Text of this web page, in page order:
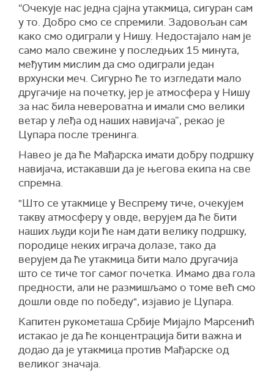
“Очекује нас једна сјајна утакмица, сигуран сам
у то. Добро смо се спремили. Задовољан сам
како смо одиграли у Нишу. Недостајало нам је
само мало свежине у последњих 15 минута,
међутим мислим да смо одиграли један
врхунски меч. Сигурно ће то изгледати мало
другачије на почетку, јер је атмосфера у Нишу
за нас била невероватна и имали смо велики
ветар у леђа од наших навијача”, рекао је
Цупара после тренинга.
Навео је да ће Мађарска имати добру подршку
навијача, истакавши да је његова екипа на све
спремна.
"Што се утакмице у Веспрему тиче, очекујем
такву атмосферу у овде, верујем да ће бити
наших људи који ће нам дати велику подршку,
породице неких играча долазе, тако да
верујем да ће утакмица бити мало другачија
што се тиче тог самог почетка. Имамо два гола
предности, али не размишљамо о томе већ смо
дошли овде по победу", изјавио је Цупара.
Капитен рукометаша Србије Мијајло Марсенић
истакао је да ће концентрација бити важна и
додао да је утакмица против Мађарске од
великог значаја.